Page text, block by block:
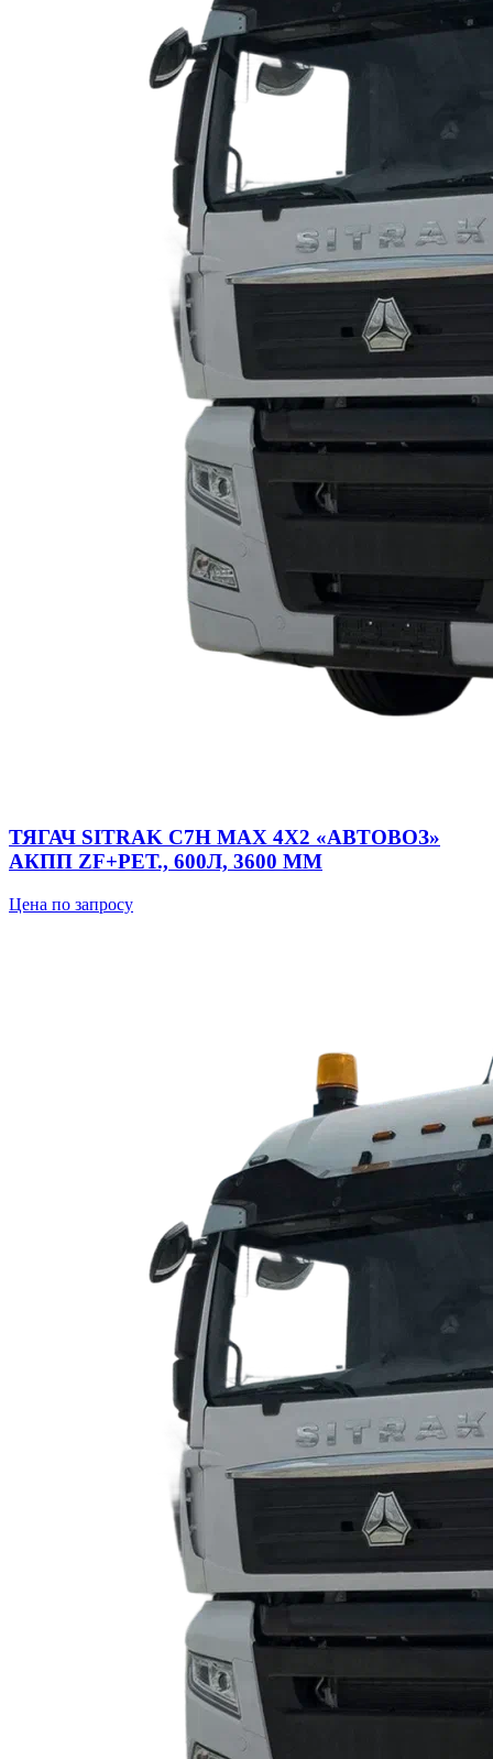
ТЯГАЧ SITRAK C7H MAX 4Х2 «АВТОВОЗ»
АКПП ZF+РЕТ., 600Л, 3600 ММ
Цена по запросу